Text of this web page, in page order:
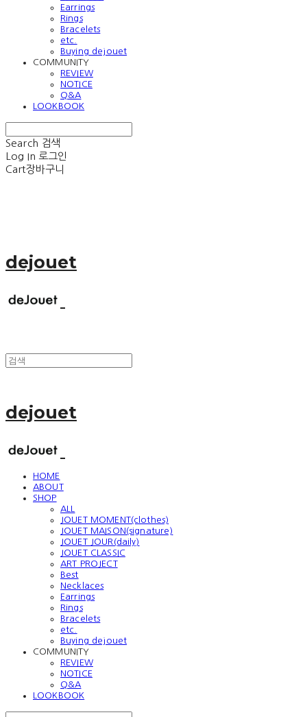
Earrings
Rings
Bracelets
etc.
Buying dejouet
COMMUNITY
REVIEW
NOTICE
Q&A
LOOKBOOK
Search 검색
Log In 로그인
Cart장바구니
dejouet
dejouet
HOME
ABOUT
SHOP
ALL
JOUET MOMENT(clothes)
JOUET MAISON(signature)
JOUET JOUR(daily)
JOUET CLASSIC
ART PROJECT
Best
Necklaces
Earrings
Rings
Bracelets
etc.
Buying dejouet
COMMUNITY
REVIEW
NOTICE
Q&A
LOOKBOOK